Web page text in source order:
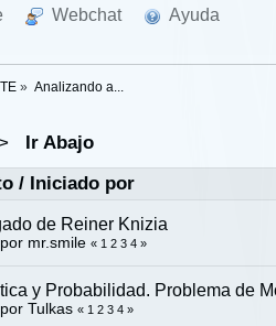
Webchat Ayuda
» Analizando a...
Ir Abajo
/ Iniciado por
de Reiner Knizia
mr.smile « 1 2 3 4 »
y Probabilidad. Problema de
Tulkas « 1 2 3 4 »